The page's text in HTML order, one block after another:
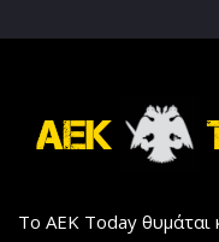
Το AEK Today θυμάται